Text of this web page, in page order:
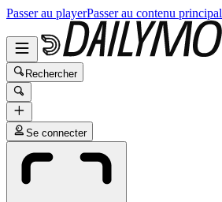
Passer au playerPasser au contenu principal
Rechercher
Se connecter